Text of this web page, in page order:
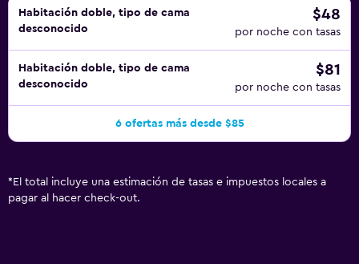
Habitación doble, tipo de cama
desconocido
$48
por noche con tasas
Habitación doble, tipo de cama
desconocido
$81
por noche con tasas
6 ofertas más desde $85
* El total incluye una estimación de tasas e impuestos locales a
pagar al hacer check-out.